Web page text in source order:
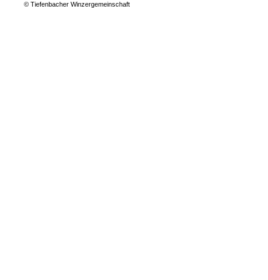
© Tiefenbacher Winzergemeinschaft